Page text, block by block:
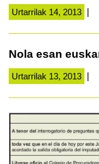
Urtarrilak 14, 2013
Nola esan
Urtarrilak 13, 2013